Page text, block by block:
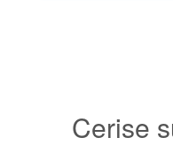
Cerise